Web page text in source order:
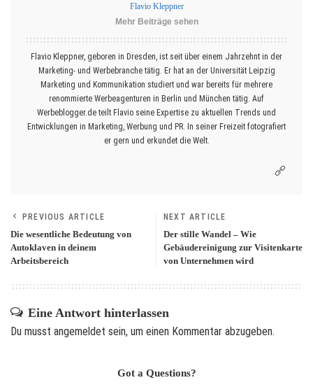
Flavio Kleppner
Mehr Beiträge sehen
Flavio Kleppner, geboren in Dresden, ist seit über einem Jahrzehnt in der
Marketing- und Werbebranche tätig. Er hat an der Universität Leipzig
Marketing und Kommunikation studiert und war bereits für mehrere
renommierte Werbeagenturen in Berlin und München tätig. Auf
Werbeblogger.de teilt Flavio seine Expertise zu aktuellen Trends und
Entwicklungen in Marketing, Werbung und PR. In seiner Freizeit fotografiert
er gern und erkundet die Welt.
PREVIOUS ARTICLE
Die wesentliche Bedeutung von
Autoklaven in deinem
Arbeitsbereich
NEXT ARTICLE
Der stille Wandel – Wie
Gebäudereinigung zur Visitenkarte
von Unternehmen wird
Eine Antwort hinterlassen
Du musst angemeldet sein, um einen Kommentar abzugeben.
Got a Questions?